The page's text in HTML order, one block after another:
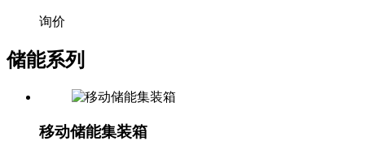
询价
储能系列
移动储能集装箱